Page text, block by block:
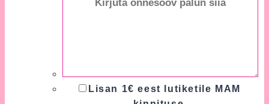
Lisan 1€ eest lutiketile MAM